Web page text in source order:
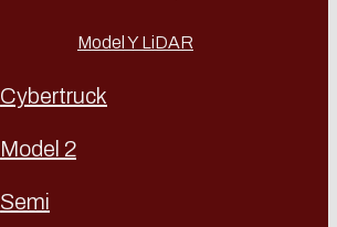
Model Y LiDAR
Cybertruck
Model 2
Semi